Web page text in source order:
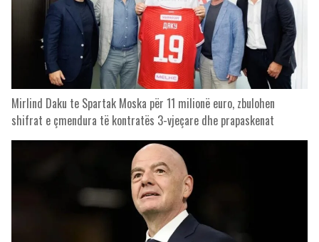
Mirlind Daku te Spartak Moska për 11 milionë euro, zbulohen
shifrat e çmendura të kontratës 3-vjeçare dhe prapaskenat